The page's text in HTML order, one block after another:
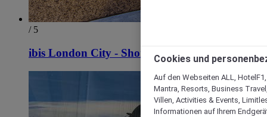
/ 5
ibis London City - ShoreditchCookies und
Auf den Webseiten ALL,
Mantra, Resorts, Business
Villen, Activities & Events,
Informationen auf Ihrem